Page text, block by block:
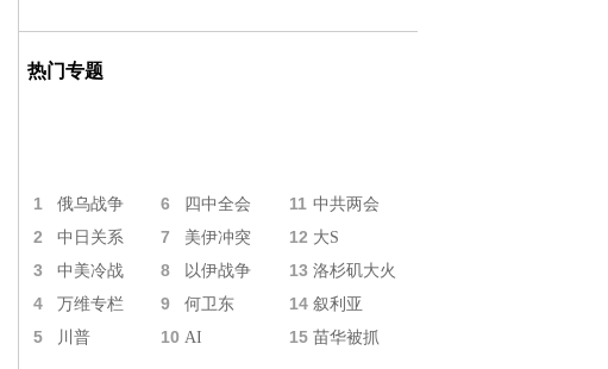
热门专题
1 俄乌战争 6 四中全会 11 中共两会
2 中日关系 7 美伊冲突 12 大S
3 中美冷战 8 以伊战争 13 洛杉矶大火
4 万维专栏 9 何卫东 14 叙利亚
5 川普 10 AI 15 苗华被抓